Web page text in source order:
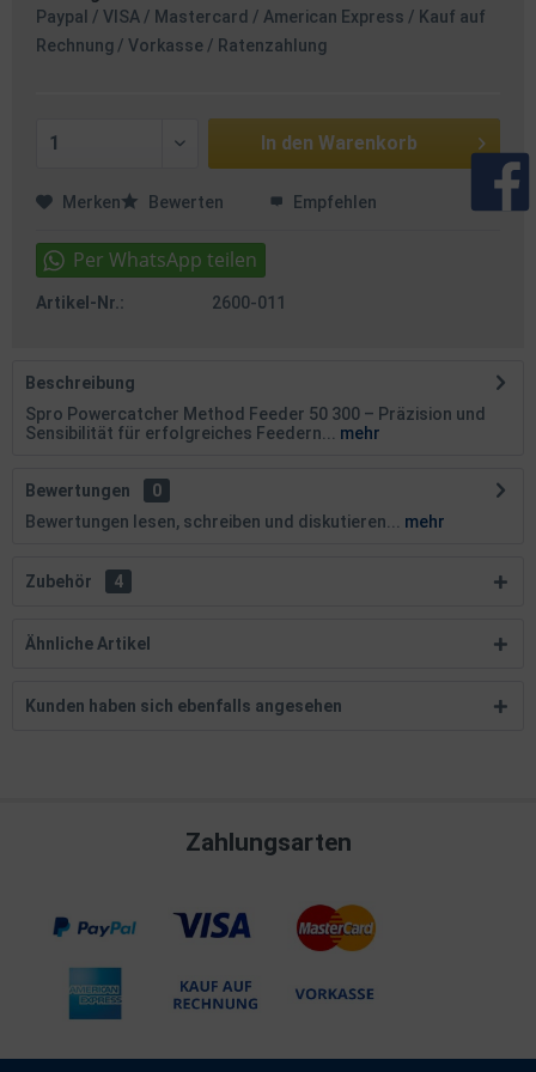
Paypal / VISA / Mastercard / American Express / Kauf auf
Rechnung / Vorkasse / Ratenzahlung
In den Warenkorb
Merken Bewerten Empfehlen
Artikel-Nr.: 2600-011
Beschreibung
Spro Powercatcher Method Feeder 50 300 – Präzision und
Sensibilität für erfolgreiches Feedern...
mehr
Bewertungen
0
Bewertungen lesen, schreiben und diskutieren...
mehr
Zubehör 4
Ähnliche Artikel
Kunden haben sich ebenfalls angesehen
Zahlungsarten